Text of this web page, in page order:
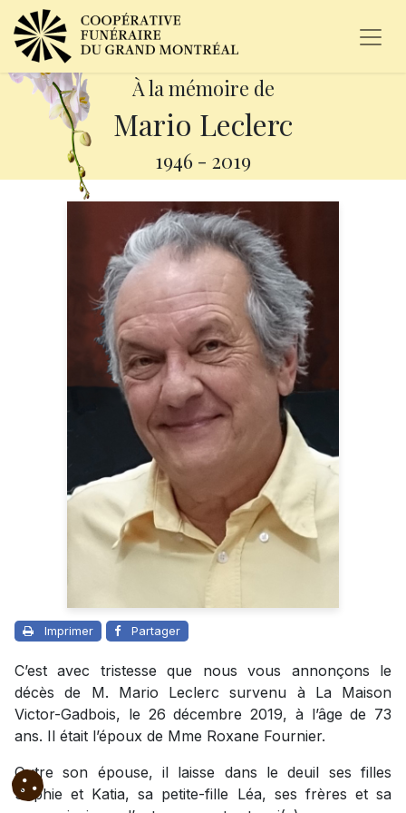
À la mémoire de
Mario Leclerc
1946 - 2019
Imprimer Partager
C’est avec tristesse que nous vous annonçons le
décès de M. Mario Leclerc survenu à La Maison
Victor-Gadbois, le 26 décembre 2019, à l’âge de 73
ans. Il était l’époux de Mme Roxane Fournier.
Outre son épouse, il laisse dans le deuil ses filles
Sophie et Katia, sa petite-fille Léa, ses frères et sa